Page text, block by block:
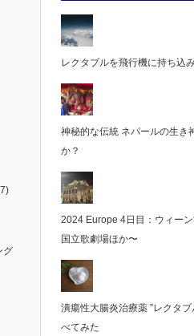
グ
レクタブルを飛行機に持ち込
神秘的な伝統 ネパールの生き
か？
2024 Europe 4日目：ウィー
国立歌劇場ほか〜
潰瘍性大腸炎治療薬 ”レクタ
べてみた